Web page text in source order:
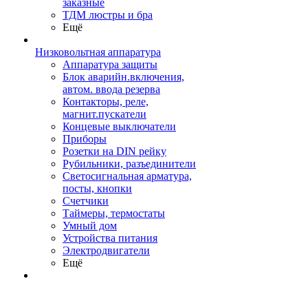
заказные
ТДМ люстры и бра
Ещё
Низковольтная аппаратура
Аппаратура защиты
Блок аварийн.включения,
автом. ввода резерва
Контакторы, реле,
магнит.пускатели
Концевые выключатели
Приборы
Розетки на DIN рейку
Рубильники, разъединители
Светосигнальная арматура,
посты, кнопки
Счетчики
Таймеры, термостаты
Умный дом
Устройства питания
Электродвигатели
Ещё